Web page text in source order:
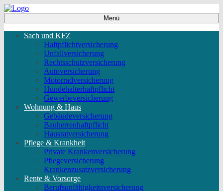
Menü
Sach und KFZ
Haftpflichtversicherung
Unfallversicherung
Rechtsschutzversicherung
Autoversicherung
Motorradversicherung
Hundehalterhaftpflicht
Gewerbeversicherung
Wohnung & Haus
Gebäudeversicherung
Bauherrenhaftpflicht
Hausratversicherung
Pflege & Krankheit
Private Krankenversicherung
Pflegeversicherung
Krankenzusatzversicherung
Rente & Vorsorge
Berufs­unfähigkeitsversicherung